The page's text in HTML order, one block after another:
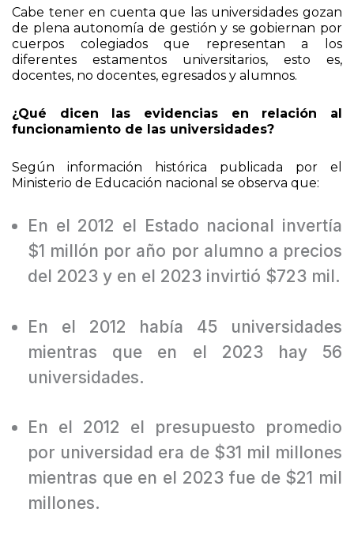
Cabe tener en cuenta que las universidades gozan
de plena autonomía de gestión y se gobiernan por
cuerpos colegiados que representan a los
diferentes estamentos universitarios, esto es,
Según información histórica publicada por el
En el 2012 el Estado nacional invertía
$1 millón por año por alumno a precios
En el 2012 había 45 universidades
mientras que en el 2023 hay 56
En el 2012 el presupuesto promedio
por universidad era de $31 mil millones
mientras que en el 2023 fue de $21 mil